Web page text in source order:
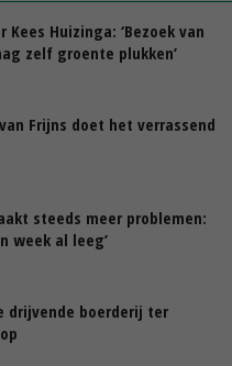
Huizinga: ‘Bezoek van
zelf groente plukken’
Frijns doet het verrassend
steeds meer problemen:
week al leeg’
drijvende boerderij ter